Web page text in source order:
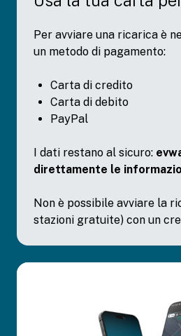
Per avviare una ricarica è
un metodo di pagamento:
Carta di credito
Carta di debito
PayPal
I dati restano al sicuro:
direttamente le
Non è possibile avviare la
stazioni gratuite) con un